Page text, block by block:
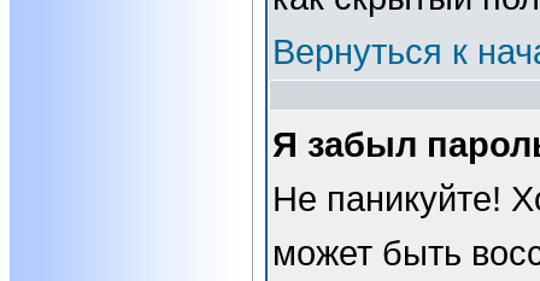
Вернуться к
Я забыл
Не паникуйте!
может быть